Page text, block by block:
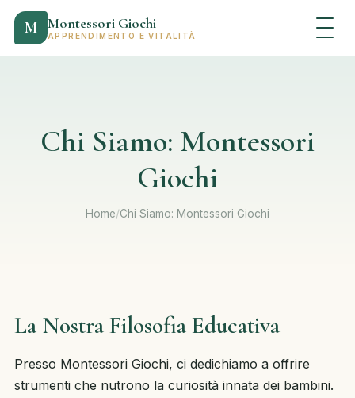
M Montessori Giochi
APPRENDIMENTO E VITALITÀ
Chi Siamo: Montessori
Giochi
Home/Chi Siamo: Montessori Giochi
La Nostra Filosofia Educativa
Presso Montessori Giochi, ci dedichiamo a offrire
strumenti che nutrono la curiosità innata dei bambini.